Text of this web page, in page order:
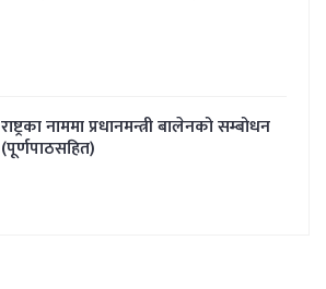
राष्ट्रका नाममा प्रधानमन्त्री बालेनको सम्बोधन
(पूर्णपाठसहित)